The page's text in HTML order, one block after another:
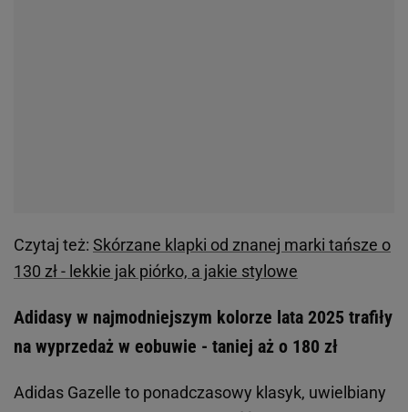
Czytaj też: Skórzane klapki od znanej marki tańsze o
130 zł - lekkie jak piórko, a jakie stylowe
Adidasy w najmodniejszym kolorze lata 2025 trafiły
na wyprzedaż w eobuwie - taniej aż o 180 zł
Adidas Gazelle to ponadczasowy klasyk, uwielbiany